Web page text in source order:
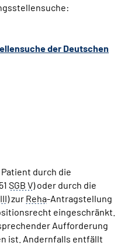
der Deutschen
durch die
51 SGB V) oder durch die
) zur Reha-Antragstellung
eingeschränkt.
Aufforderung
ist. Andernfalls entfällt